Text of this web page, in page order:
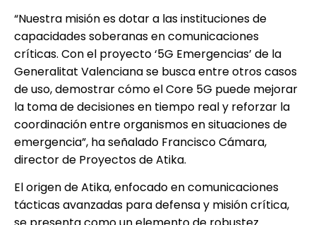
“Nuestra misión es dotar a las instituciones de
capacidades soberanas en comunicaciones
críticas. Con el proyecto ‘5G Emergencias’ de la
Generalitat Valenciana se busca entre otros casos
de uso, demostrar cómo el Core 5G puede mejorar
la toma de decisiones en tiempo real y reforzar la
coordinación entre organismos en situaciones de
emergencia”, ha señalado Francisco Cámara,
director de Proyectos de Atika.
El origen de Atika, enfocado en comunicaciones
tácticas avanzadas para defensa y misión crítica,